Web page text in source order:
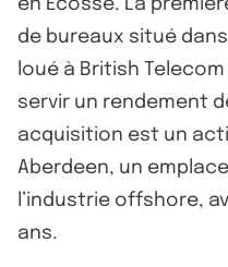
en Écosse. La
de bureaux situé
loué à British
servir un rendement
acquisition est un
Aberdeen, un
l’industrie offshore,
ans.